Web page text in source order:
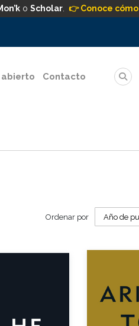
oScholar 👉 Conoce cómo
abierto Contacto
Ordenar por